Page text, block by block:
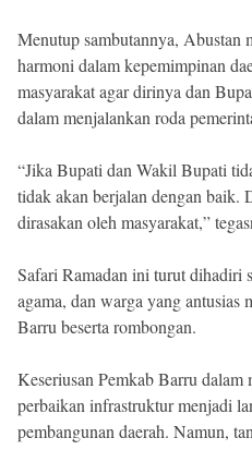
Menutup sambutannya, Abustan
harmoni dalam kepemimpinan
masyarakat agar dirinya dan
dalam menjalankan roda
“Jika Bupati dan Wakil Bupati
tidak akan berjalan dengan baik.
dirasakan oleh masyarakat,”
Safari Ramadan ini turut dihadiri
agama, dan warga yang antusias
Barru beserta rombongan.
Keseriusan Pemkab Barru dalam
perbaikan infrastruktur menjadi
pembangunan daerah. Namun,